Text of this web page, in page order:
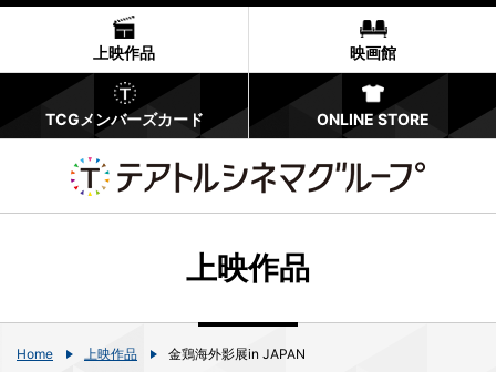
上映作品 映画館
TCGメンバーズカード ONLINE STORE
上映作品
Home 上映作品 金鶏海外影展in JAPAN